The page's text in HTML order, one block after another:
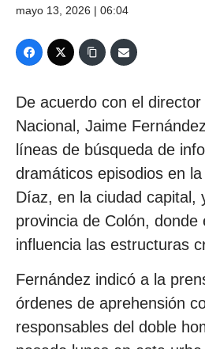
mayo 13, 2026 | 06:04
De acuerdo con el
Nacional, Jaime
líneas de búsqueda de
dramáticos episodios en
Díaz, en la ciudad capital,
provincia de Colón, donde
influencia las estructuras
Fernández indicó a la
órdenes de aprehensión
responsables del doble